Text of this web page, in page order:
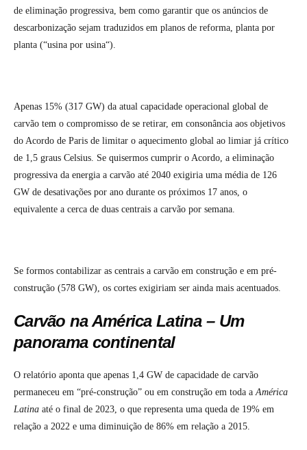
de eliminação progressiva, bem como garantir que os anúncios de
descarbonização sejam traduzidos em planos de reforma, planta por
planta (“usina por usina“).
Apenas 15% (317 GW) da atual capacidade operacional global de
carvão tem o compromisso de se retirar, em consonância aos objetivos
do Acordo de Paris de limitar o aquecimento global ao limiar já crítico
de 1,5 graus Celsius. Se quisermos cumprir o Acordo, a eliminação
progressiva da energia a carvão até 2040 exigiria uma média de 126
GW de desativações por ano durante os próximos 17 anos, o
equivalente a cerca de duas centrais a carvão por semana.
Se formos contabilizar as centrais a carvão em construção e em pré-
construção (578 GW), os cortes exigiriam ser ainda mais acentuados.
Carvão na América Latina – Um
panorama continental
O relatório aponta que apenas 1,4 GW de capacidade de carvão
permaneceu em “pré-construção” ou em construção em toda aAmérica
Latina até o final de 2023, o que representa uma queda de 19% em
relação a 2022 e uma diminuição de 86% em relação a 2015.